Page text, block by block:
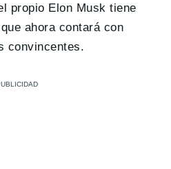
propio Elon Musk tiene
ahora contará con
convincentes.